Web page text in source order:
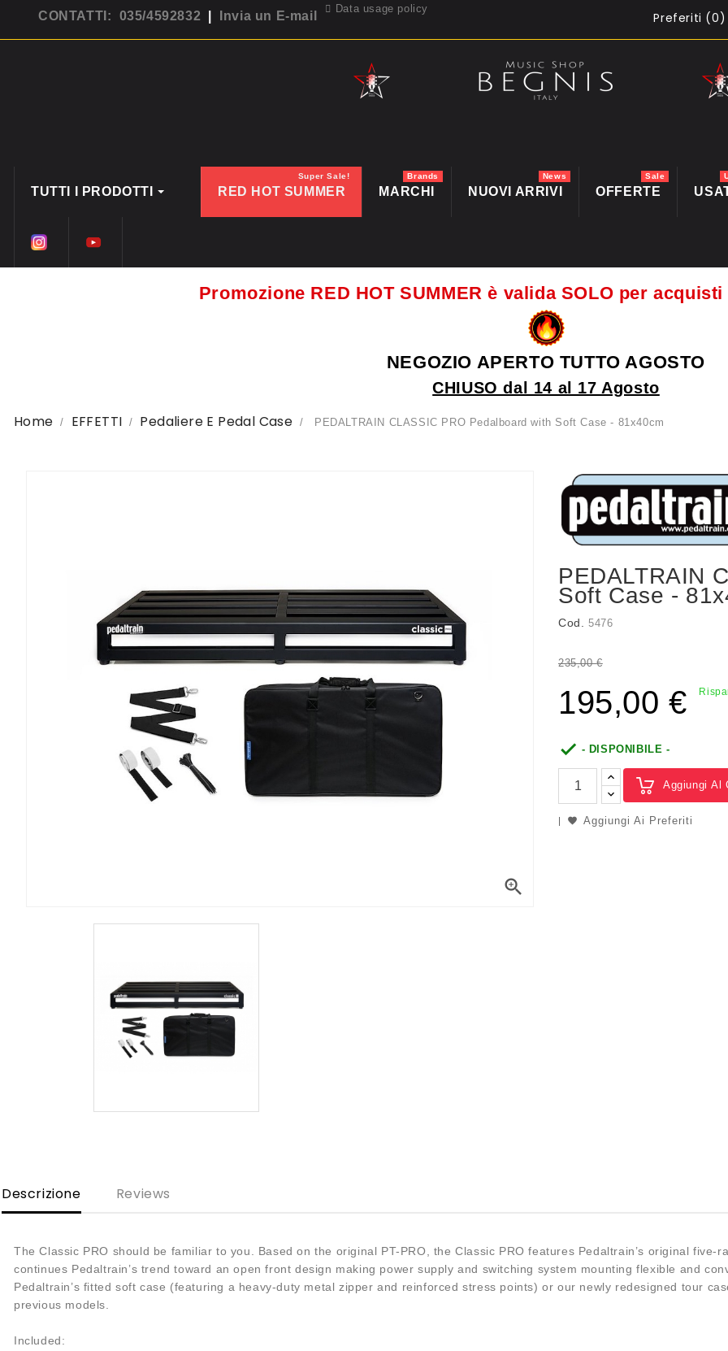
CONTATTI: 035/4592832 Invia un E-mail
Data usage policy
Preferiti (0)
TUTTI I PRODOTTI RED HOT SUMMER
Super Sale!
MARCHI
Brands
NUOVI ARRIVI
News
OFFERTE
Sale
Promozione RED HOT SUMMER è valida SOLO per acquisti
NEGOZIO APERTO TUTTO AGOSTO
CHIUSO dal 14 al 17 Agosto
Home EFFETTI Pedaliere E Pedal Case PEDALTRAIN CLASSIC PRO Pedalboard with Soft Case - 81x40cm

PEDALTRAIN
Soft Case -
Cod. 5476
235,00 €
195,00 €
 - DISPONIBILE -
Aggiungi Al
Aggiungi Ai Preferiti
Descrizione Reviews
The Classic PRO should be familiar to you. Based on the original PT-PRO, the Classic PRO features Pedaltrain’s original five-
continues Pedaltrain’s trend toward an open front design making power supply and switching system mounting flexible and
Pedaltrain’s fitted soft case (featuring a heavy-duty metal zipper and reinforced stress points) or our newly redesigned tour
previous models.
Included: